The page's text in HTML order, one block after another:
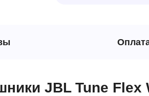
JBL Tune Flex